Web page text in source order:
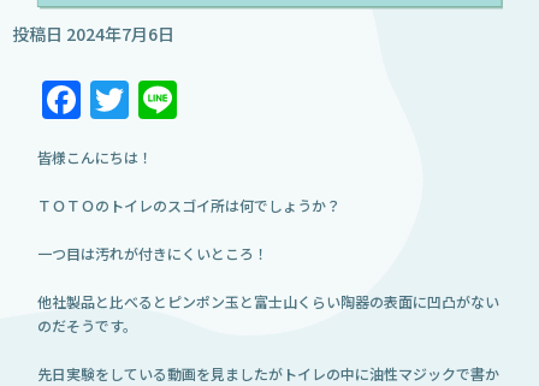
投稿日 2024年7月6日
Facebook
Twitter
皆様こんにちは！
ＴＯＴＯのトイレのスゴイ所は何でしょうか？
一つ目は汚れが付きにくいところ！
他社製品と比べるとピンポン玉と富士山くらい陶器の表面に凹凸がない
のだそうです。
先日実験をしている動画を見ましたがトイレの中に油性マジックで書か